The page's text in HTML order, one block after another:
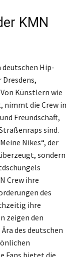
KMN
deutschen Hip-
Künstlern wie
nimmt die Crew in
Freundschaft,
sind.
Nikes“, der
sondern
Crew ihre
des
ihre
zeigen den
des deutschen
Fans bietet die